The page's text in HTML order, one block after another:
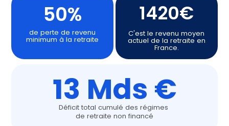
50%
de perte de revenu
minimum à la retraite
1420€
C'est le revenu moyen
actuel de la retraite en
France.
13 Mds €
Déficit total cumulé des régimes
de retraite non financé